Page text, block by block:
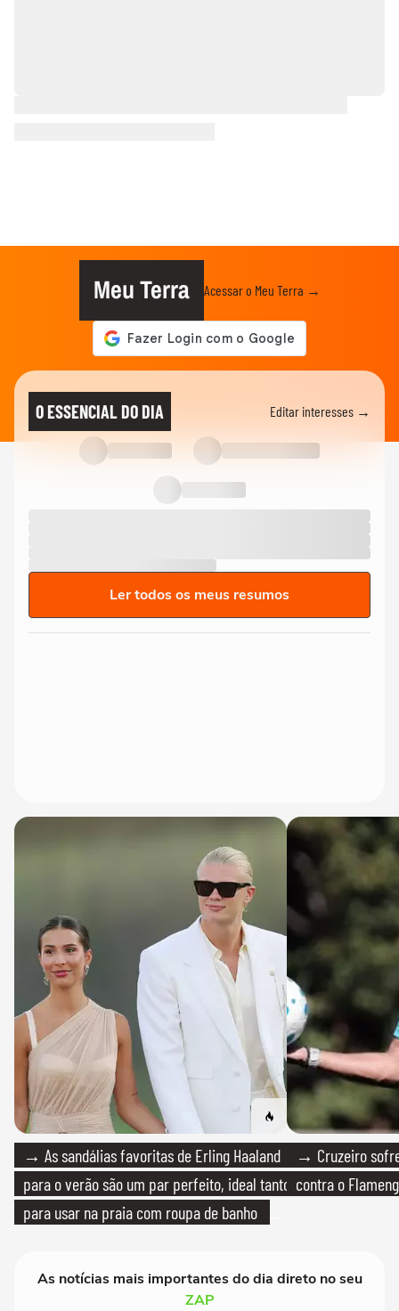
Meu Terra Acessar o Meu Terra →
O ESSENCIAL DO DIA Editar interesses →
Ler todos os meus resumos
→ As sandálias favoritas de Erling Haaland
para o verão são um par perfeito, ideal tanto
para usar na praia com roupa de banho
→ Cruzeiro
contra o
As notícias mais importantes do dia direto no seu
ZAP